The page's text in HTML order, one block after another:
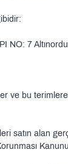
NO: 7
ve bu terimlere
satın alan